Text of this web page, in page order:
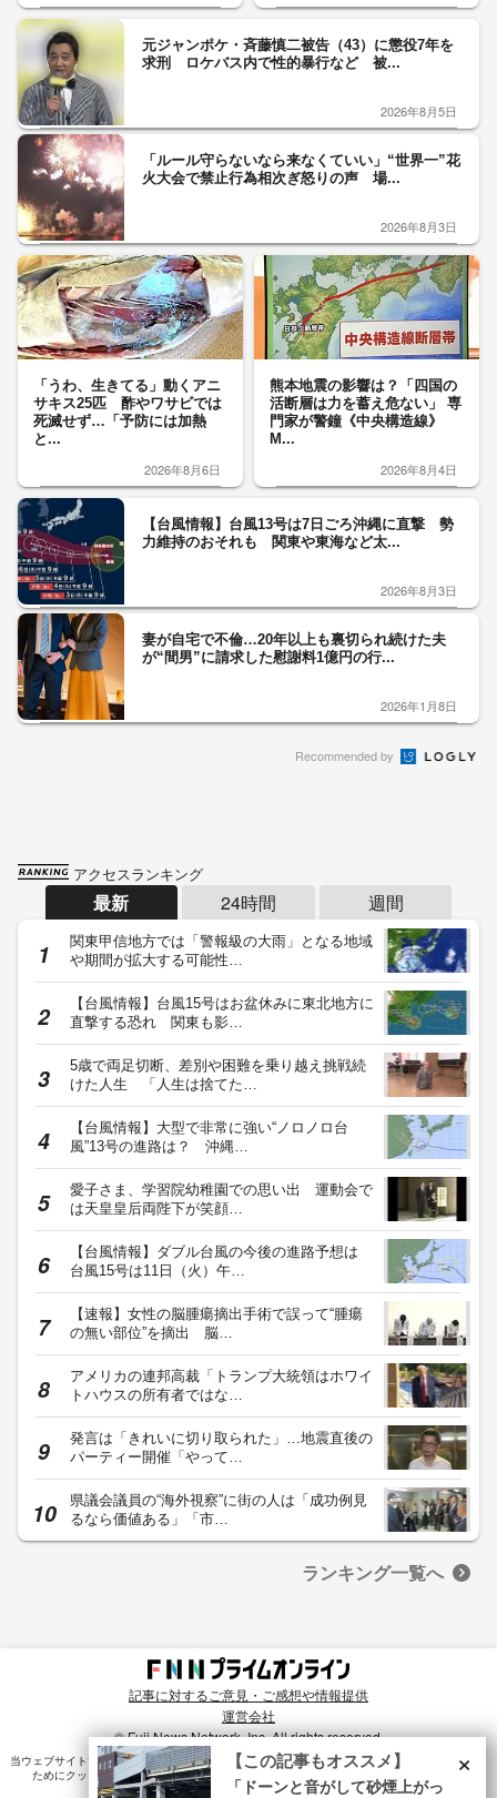
元ジャンポケ・斉藤慎二被告（43）に懲役7年を
求刑 ロケバス内で性的暴行など 被...
2026年8月5日
「ルール守らないなら来なくていい」“世界一”花
火大会で禁止行為相次ぎ怒りの声 場...
2026年8月3日
「うわ、生きてる」動くアニ
サキス25匹 酢やワサビでは
死滅せず…「予防には加熱
と...
2026年8月6日
熊本地震の影響は？「四国の
活断層は力を蓄え危ない」 専
門家が警鐘《中央構造線》
M...
2026年8月4日
【台風情報】台風13号は7日ごろ沖縄に直撃 勢
力維持のおそれも 関東や東海など太...
2026年8月3日
妻が自宅で不倫…20年以上も裏切られ続けた夫
が“間男”に請求した慰謝料1億円の行...
2026年1月8日
Recommended by
アクセスランキング
最新 24時間 週間
関東甲信地方では「警報級の大雨」となる地域
や期間が拡大する可能性…
【台風情報】台風15号はお盆休みに東北地方に
直撃する恐れ 関東も影…
5歳で両足切断、差別や困難を乗り越え挑戦続
けた人生 「人生は捨てた…
【台風情報】大型で非常に強い“ノロノロ台
風”13号の進路は？ 沖縄…
愛子さま、学習院幼稚園での思い出 運動会で
は天皇皇后両陛下が笑顔…
【台風情報】ダブル台風の今後の進路予想は
台風15号は11日（火）午…
【速報】女性の脳腫瘍摘出手術で誤って“腫瘍
の無い部位”を摘出 脳…
アメリカの連邦高裁「トランプ大統領はホワイ
トハウスの所有者ではな…
発言は「きれいに切り取られた」…地震直後の
パーティー開催「やって…
県議会議員の“海外視察”に街の人は「成功例見
るなら価値ある」「市…
ランキング一覧へ
記事に対するご意見・ご感想や情報提供
運営会社
© Fuji News Network, Inc. All rights reserved.
当ウェブサイトでは、ユーザのニーズ・興味・関⼼に合致したコンテンツや広告配信を提供する
ためにクッキーを使⽤しています。詳細は、
プライバシーポリシー をご確認ください。×
【この記事もオススメ】
「ドーンと音がして砂煙上がっ